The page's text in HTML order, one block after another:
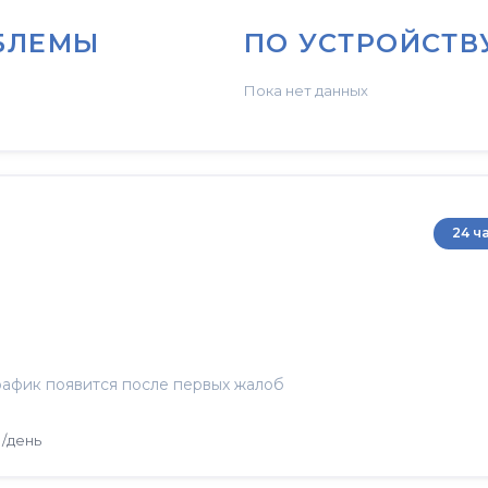
ПО
Пока нет данных
24
появится после первых жалоб
день